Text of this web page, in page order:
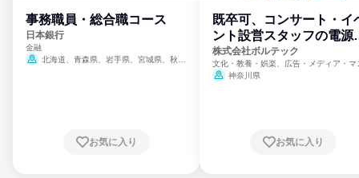
事務職員・総合職コース
日本銀行
金融
北海道、青森県、岩手県、宮城県、秋田
崎県、熊本県、大分県、宮崎県、鹿児島県、
お気に入り
既卒可、コンサート・イ
ント設営スタッフの電源
門
株式会社ボルテック
文化・教養・娯楽、広告・メディア・マ
ミ、電力・ガス・水道・エネルギー
神奈川県
お気に入り